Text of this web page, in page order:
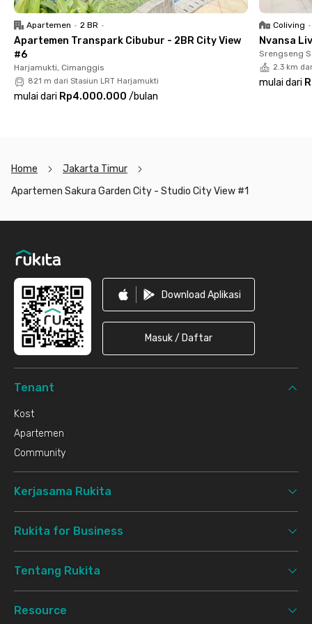
Jakarta Timur ini yang meliputi lift, WiFi lobi, gym, dan kolam
renang. Tersedia pula area parkir berbayar jika kamu ingin
membawa kendaraan pribadi. Sudah siap booking apartemen
studio Jakarta Timur ini?
Apartemen • 2 BR •
Apartemen Transpark Cibubur - 2BR City View
#6
Harjamukti, Cimanggis
821 m dari Stasiun LRT Harjamukti
mulai dari Rp4.000.000 /bulan
Coliving •
Nvansa
Srengseng
2.3 km
mulai dari
Home
Jakarta Timur
Apartemen Sakura Garden City - Studio City View #1
Download Aplikasi
Masuk / Daftar
Tenant
Kost
Apartemen
Community
Kerjasama Rukita
Rukita for Business
Tentang Rukita
Resource